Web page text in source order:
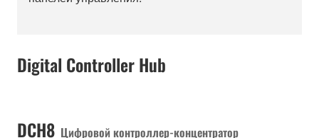
Digital Controller Hub
DCH8 Цифровой контроллер-концентратор